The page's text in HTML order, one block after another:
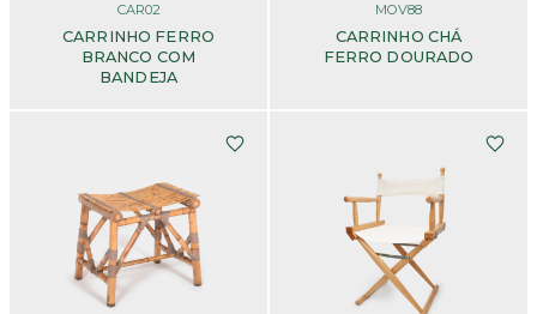
CAR02
CARRINHO FERRO
BRANCO COM
BANDEJA
MOV88
CARRINHO CHÁ
FERRO DOURADO